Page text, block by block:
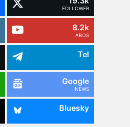
FOLLOWER
8.2k
ABOS
Tel
Google
NEWS
Bluesky